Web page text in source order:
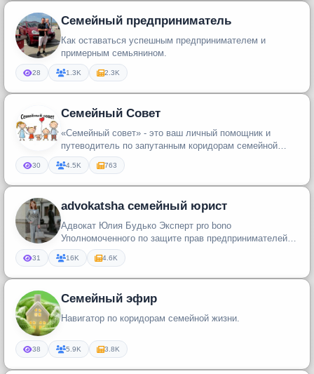
Семейный предприниматель
Как оставаться успешным предпринимателем и
примерным семьянином.
28 1.3K 2.3K
Семейный Совет
«Семейный совет» - это ваш личный помощник и
путеводитель по запутанным коридорам семейной
жизни.
30 4.5K 763
advokatsha семейный юрист
Адвокат Юлия Будько Эксперт pro bono
Уполномоченного по защите прав предпринимателей г.
Москвы Преподаватель курса Юриди...
31 16K 4.6K
Семейный эфир
Навигатор по коридорам семейной жизни.
38 5.9K 3.8K